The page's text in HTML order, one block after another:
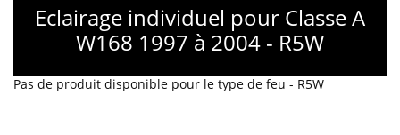
Eclairage individuel pour Classe A
W168 1997 à 2004 - R5W
Pas de produit disponible pour le type de feu - R5W